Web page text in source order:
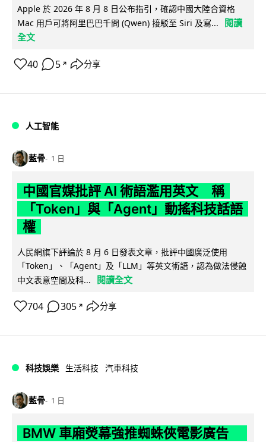
Apple 於 2026 年 8 月 8 日公布指引，確認中國大陸合資格
Mac 用戶可將阿里巴巴千問 (Qwen) 接駁至 Siri 及寫...
閱讀
全文
40 5 ↗ 分享
人工智能
藍骨 1 日
中國官媒批評 AI 術語濫用英文 稱
「Token」與「Agent」動搖科技話語
權
人民網旗下評論於 8 月 6 日發表文章，批評中國廣泛使用
「Token」、「Agent」及「LLM」等英文術語，認為做法侵蝕
中文表意空間及科...
閱讀全文
704 305 ↗ 分享
科技娛樂 生活科技 汽車科技
藍骨 1 日
BMW 車廂熒幕強推蜘蛛俠電影廣告